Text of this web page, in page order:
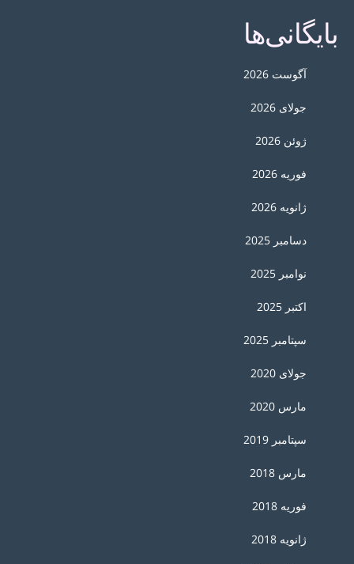
بایگانی‌ها
آگوست 2026
جولای 2026
ژوئن 2026
فوریه 2026
ژانویه 2026
دسامبر 2025
نوامبر 2025
اکتبر 2025
سپتامبر 2025
جولای 2020
مارس 2020
سپتامبر 2019
مارس 2018
فوریه 2018
ژانویه 2018